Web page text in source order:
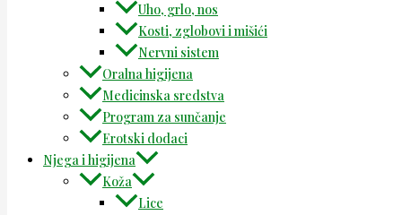
Uho, grlo, nos
Kosti, zglobovi i mišići
Nervni sistem
Oralna higijena
Medicinska sredstva
Program za sunčanje
Erotski dodaci
Njega i higijena
Koža
Lice